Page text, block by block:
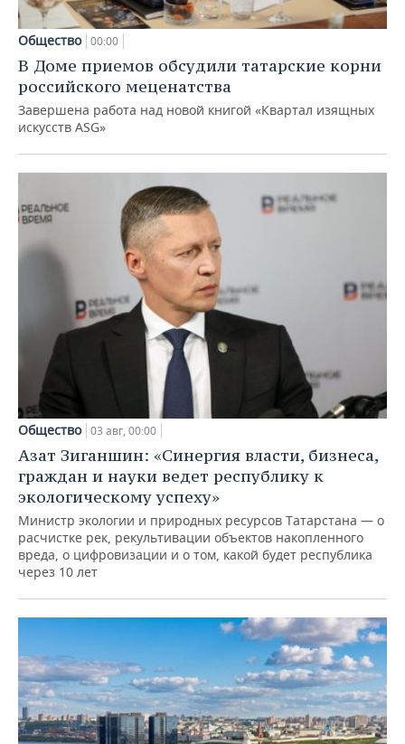
Общество 00:00
В Доме приемов обсудили татарские корни
российского меценатства
Завершена работа над новой книгой «Квартал изящных
искусств ASG»
Общество 03 авг, 00:00
Азат Зиганшин: «Синергия власти, бизнеса,
граждан и науки ведет республику к
экологическому успеху»
Министр экологии и природных ресурсов Татарстана — о
расчистке рек, рекультивации объектов накопленного
вреда, о цифровизации и о том, какой будет республика
через 10 лет